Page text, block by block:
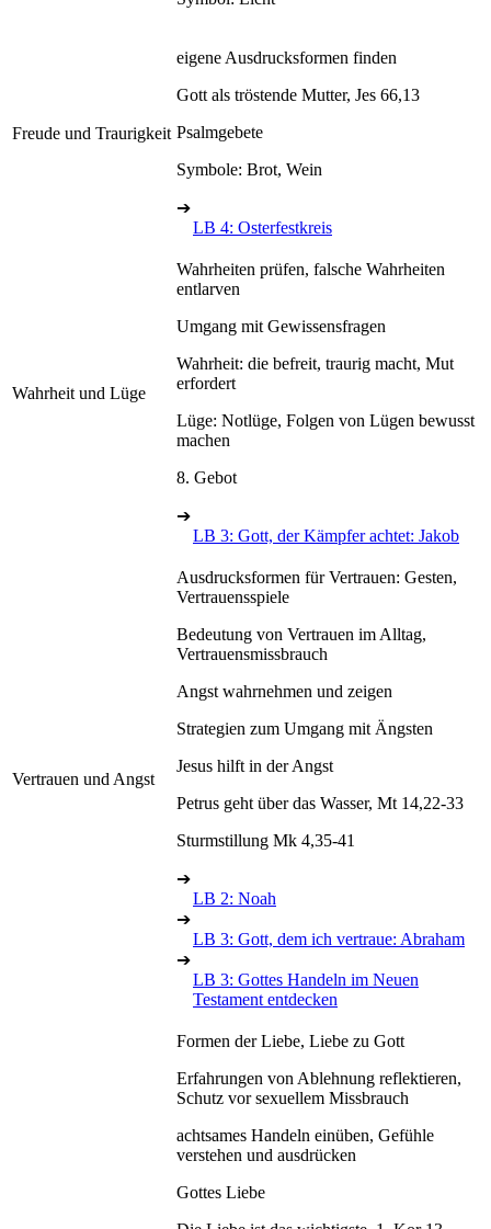
Freude und Traurigkeit
eigene Ausdrucksformen finden
Gott als tröstende Mutter, Jes 66,13
Psalmgebete
Symbole: Brot, Wein
➔
LB 4: Osterfestkreis
Wahrheit und Lüge
Wahrheiten prüfen, falsche Wahrheiten
entlarven
Umgang mit Gewissensfragen
Wahrheit: die befreit, traurig macht, Mut
erfordert
Lüge: Notlüge, Folgen von Lügen bewusst
machen
8. Gebot
➔
LB 3: Gott, der Kämpfer achtet: Jakob
Vertrauen und Angst
Ausdrucksformen für Vertrauen: Gesten,
Vertrauensspiele
Bedeutung von Vertrauen im Alltag,
Vertrauensmissbrauch
Angst wahrnehmen und zeigen
Strategien zum Umgang mit Ängsten
Jesus hilft in der Angst
Petrus geht über das Wasser, Mt 14,22-33
Sturmstillung Mk 4,35-41
➔
LB 2: Noah
➔
LB 3: Gott, dem ich vertraue: Abraham
➔
LB 3: Gottes Handeln im Neuen
Testament entdecken
Formen der Liebe, Liebe zu Gott
Erfahrungen von Ablehnung reflektieren,
Schutz vor sexuellem Missbrauch
achtsames Handeln einüben, Gefühle
verstehen und ausdrücken
Gottes Liebe